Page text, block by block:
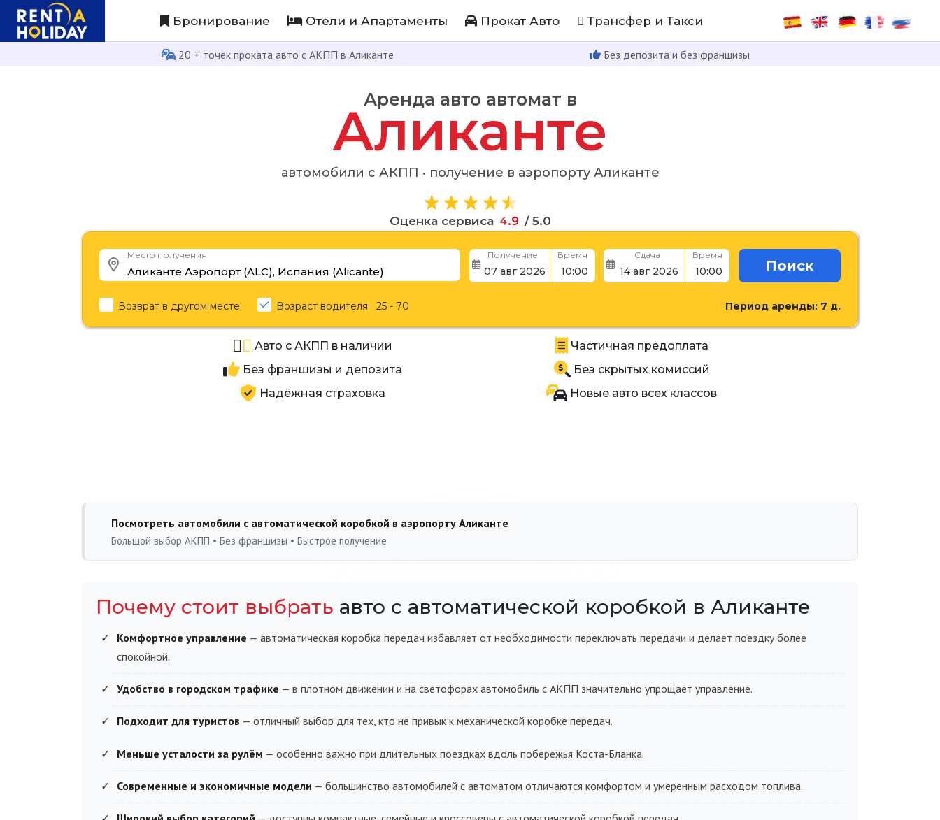
Бронирование Отели и Апартаменты Прокат Авто Трансфер и Такси
20 + точек проката авто с АКПП в Аликанте Без депозита и без франшизы
Аренда авто автомат в
Аликанте
автомобили с АКПП • получение в аэропорту Аликанте
Оценка сервиса 4.9 / 5.0
Место получения Получение Время Сдача Время
Поиск
Возврат в другом месте Возраст водителя 25 - 70 Период аренды: 7 д.
Авто с АКПП в наличии
Без франшизы и депозита
Надёжная страховка
Частичная предоплата
Без скрытых комиссий
Новые авто всех классов
Посмотреть автомобили с автоматической коробкой в аэропорту Аликанте
Большой выбор АКПП • Без франшизы • Быстрое получение
Почему стоит выбрать авто с автоматической коробкой в Аликанте
Комфортное управление — автоматическая коробка передач избавляет от необходимости переключать передачи и делает поездку более
спокойной.
Удобство в городском трафике — в плотном движении и на светофорах автомобиль с АКПП значительно упрощает управление.
Подходит для туристов — отличный выбор для тех, кто не привык к механической коробке передач.
Меньше усталости за рулём — особенно важно при длительных поездках вдоль побережья Коста-Бланка.
Современные и экономичные модели — большинство автомобилей с автоматом отличаются комфортом и умеренным расходом топлива.